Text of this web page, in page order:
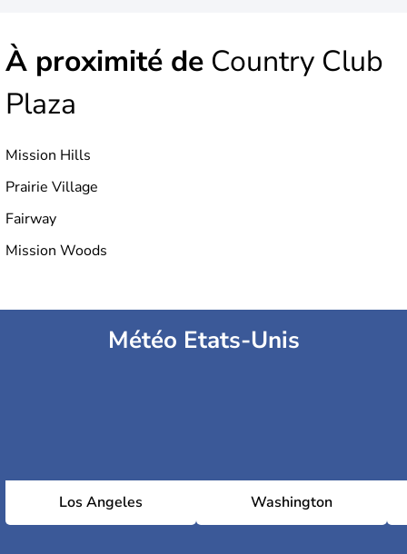
À proximité de Country Club
Plaza
Mission Hills
Prairie Village
Fairway
Mission Woods
Météo Etats-Unis
Los Angeles Washington